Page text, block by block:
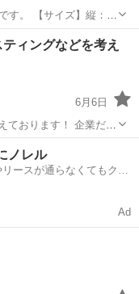
す。 【サイズ】縦：
ティングなどを考え
6月6日
おります！ 企業だと
で自信のある方是非ご
致します。
ノレル
ースが通らなくてもクル
Ad